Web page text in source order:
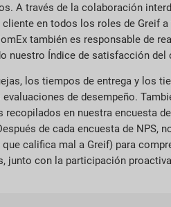
A través de la colaboración
en todos los roles de Greif
también es responsable de
nuestro Índice de satisfacción del
los tiempos de entrega y los
de desempeño.
en nuestra encuesta
de cada encuesta de
califica mal a Greif) para
junto con la participación